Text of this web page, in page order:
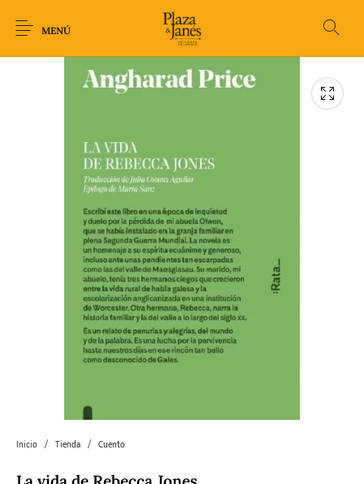
MENÚ
Crimen Thriller
Ficción Filosofía Gastronomía
Horror
Humor gráfico-
Comic
Literatura juvenil
universal y Clásicos
Inicio / Tienda / Cuento